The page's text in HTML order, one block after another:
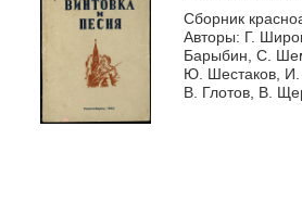
Сборник
Авторы: Г.
Барыбин, С.
Ю. Шестаков,
В. Глотов, В.